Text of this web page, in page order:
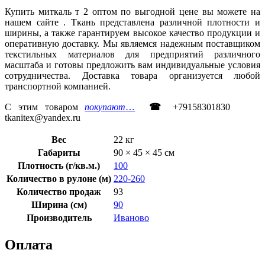
Купить миткаль т 2 оптом по выгодной цене вы можете на
нашем сайте . Ткань представлена различной плотности и
ширины, а также гарантируем высокое качество продукции и
оперативную доставку. Мы являемся надежным поставщиком
текстильных материалов для предприятий различного
масштаба и готовы предложить вам индивидуальные условия
сотрудничества. Доставка товара организуется любой
транспортной компанией.
С этим товаромпокупают… ☎
+79158301830
tkanitex@yandex.ru
Вес
22 кг
Габариты
90 × 45 × 45 см
Плотность (г/кв.м.)
100
Количество в рулоне (м) 220-260
Количество продаж
93
Ширина (см)
90
Производитель
Иваново
Оплата